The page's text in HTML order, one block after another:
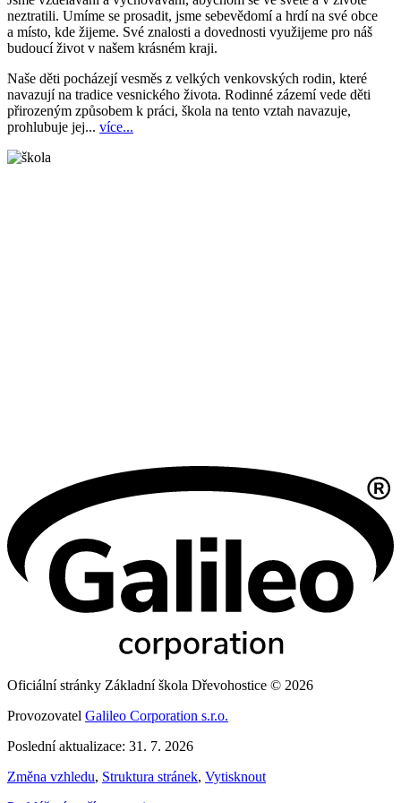
neztratili. Umíme se prosadit, jsme sebevědomí a hrdí na své obce
a místo, kde žijeme. Své znalosti a dovednosti využijeme pro náš
budoucí život v našem krásném kraji.
Naše děti pocházejí vesměs z velkých venkovských rodin, které
navazují na tradice vesnického života. Rodinné zázemí vede děti
přirozeným způsobem k práci, škola na tento vztah navazuje,
prohlubuje jej... více...
Oficiální stránky Základní škola Dřevohostice © 2026
Provozovatel Galileo Corporation s.r.o.
Poslední aktualizace: 31. 7. 2026
Změna vzhledu, Struktura stránek, Vytisknout